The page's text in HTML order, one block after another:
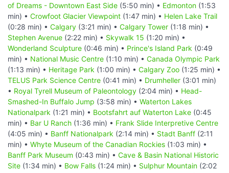
of Dreams - Downtown East Side (5:50 min) • Edmonton (1:53
min) • Crowfoot Glacier Viewpoint (1:47 min) • Helen Lake Trail
(0:28 min) • Calgary (3:21 min) • Calgary Tower (1:18 min) •
Stephen Avenue (2:22 min) • Skywalk 15 (1:20 min) •
Wonderland Sculpture (0:46 min) • Prince's Island Park (0:49
min) • National Music Centre (1:10 min) • Canada Olympic Park
(1:13 min) • Heritage Park (1:00 min) • Calgary Zoo (1:25 min) •
TELUS Park Science Centre (0:41 min) • Drumheller (3:01 min)
• Royal Tyrell Museum of Paleontology (2:04 min) • Head-
Smashed-In Buffalo Jump (3:58 min) • Waterton Lakes
Nationalpark (1:21 min) • Bootsfahrt auf Waterton Lake (0:45
min) • Bar U Ranch (1:36 min) • Frank Slide Interpretive Centre
(4:05 min) • Banff Nationalpark (2:14 min) • Stadt Banff (2:11
min) • Whyte Museum of the Canadian Rockies (1:03 min) •
Banff Park Museum (0:43 min) • Cave & Basin National Historic
Site (1:34 min) • Bow Falls (1:24 min) • Sulphur Mountain (2:02